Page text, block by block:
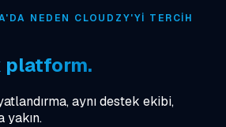
NEDEN CLOUDZY'YI TERCIH
platform.
aynı destek ekibi,
yakın.